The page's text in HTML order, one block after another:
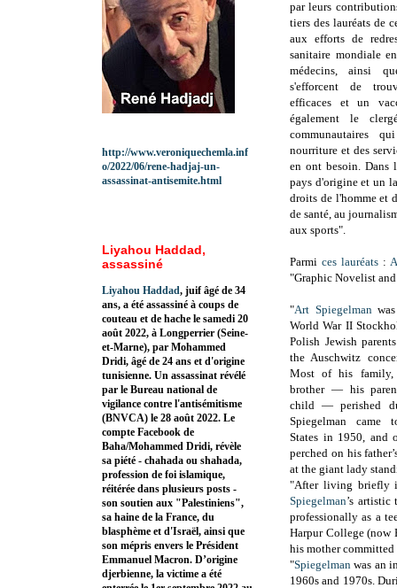
par leurs
tiers des lauréats de
aux efforts de
sanitaire mondiale
médecins, ainsi
s'efforcent de
efficaces et un
également le
communautaires
nourriture et des
en ont besoin. Dans
pays d'origine et un
droits de l'homme et
de santé, au
aux sports".
Parmi ces lauréats:
"Graphic Novelist
"Art Spiegelmanwas
World War II
Polish Jewish
the Auschwitz
Most of his
brother — his
child — perished
Spiegelman came
States in 1950, and
perched on his
at the giant lady
"After living briefly
Spiegelman’s
professionally as a
Harpur College (now
his mother
"Spiegelman was an
1960s and 1970s.
http://www.veroniquechemla.inf
o/2022/06/rene-hadjaj-un-
assassinat-antisemite.html
Liyahou Haddad,
assassiné
Liyahou Haddad, juif âgé de 34
ans, a été assassiné à coups de
couteau et de hache le samedi 20
août 2022, à Longperrier (Seine-
et-Marne), par Mohammed
Dridi, âgé de 24 ans et d'origine
tunisienne. Un assassinat révélé
par le Bureau national de
vigilance contre l'antisémitisme
(BNVCA) le 28 août 2022. Le
compte Facebook de
Baha/Mohammed Dridi, révèle
sa piété - chahada ou shahada,
profession de foi islamique,
réitérée dans plusieurs posts -
son soutien aux "Palestiniens",
sa haine de la France, du
blasphème et d'Israël, ainsi que
son mépris envers le Président
Emmanuel Macron. D’origine
djerbienne, la victime a été